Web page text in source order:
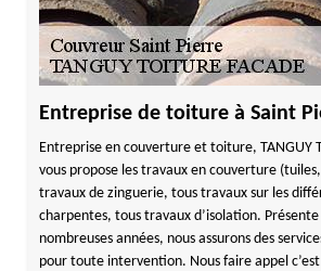
Entreprise de toiture à Saint
Entreprise en couverture et toiture, TANGUY
vous propose les travaux en couverture
travaux de zinguerie, tous travaux sur les
charpentes, tous travaux d’isolation.
nombreuses années, nous assurons des
pour toute intervention. Nous faire appel